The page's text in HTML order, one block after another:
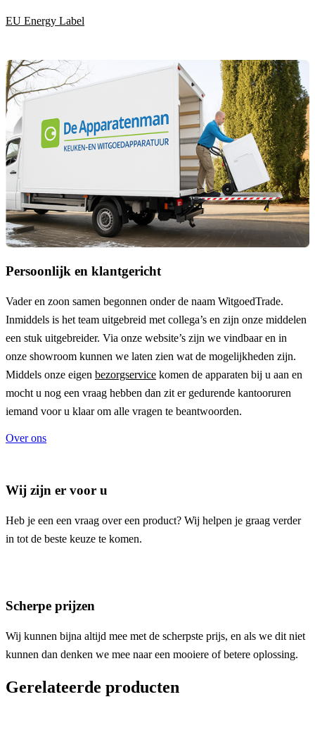
EU Energy Label
Persoonlijk en klantgericht
Vader en zoon samen begonnen onder de naam WitgoedTrade.
Inmiddels is het team uitgebreid met collega’s en zijn onze middelen
een stuk uitgebreider. Via onze website’s zijn we vindbaar en in
onze showroom kunnen we laten zien wat de mogelijkheden zijn.
Middels onze eigen bezorgservice komen de apparaten bij u aan en
mocht u nog een vraag hebben dan zit er gedurende kantooruren
iemand voor u klaar om alle vragen te beantwoorden.
Over ons
Wij zijn er voor u
Heb je een een vraag over een product? Wij helpen je graag verder
in tot de beste keuze te komen.
Scherpe prijzen
Wij kunnen bijna altijd mee met de scherpste prijs, en als we dit niet
kunnen dan denken we mee naar een mooiere of betere oplossing.
Gerelateerde producten